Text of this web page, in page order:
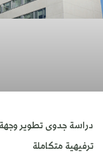
دراسة جدوى تطوير وجهة
ترفيهية متكاملة